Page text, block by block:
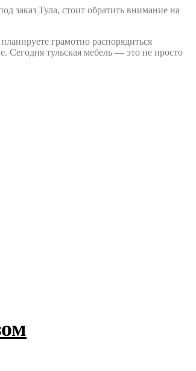
заказ Тула, стоит обратить внимание на
грамотно распорядиться
Сегодня тульская мебель — это не просто